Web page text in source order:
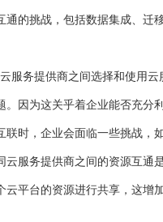
通的挑战，包括数据集成、迁
服务提供商之间选择和使用云
。因为这关乎着企业能否充分
时，企业会面临一些挑战，
云服务提供商之间的资源互通
云平台的资源进行共享，这增